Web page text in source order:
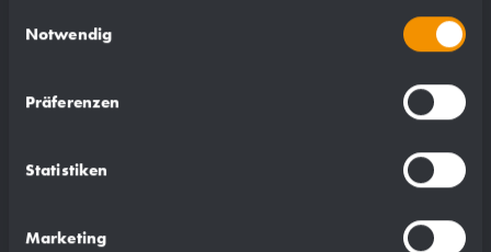
Notwendig
Präferenzen
Statistiken
Marketing